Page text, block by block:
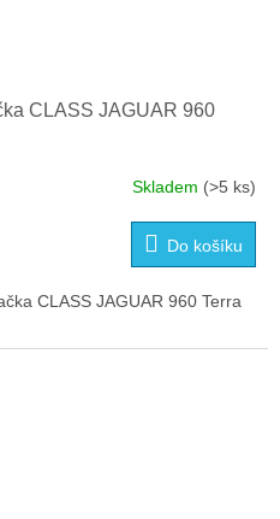
CLASS JAGUAR 960
Skladem (>5 ks)
Do košíku
CLASS JAGUAR 960 Terra